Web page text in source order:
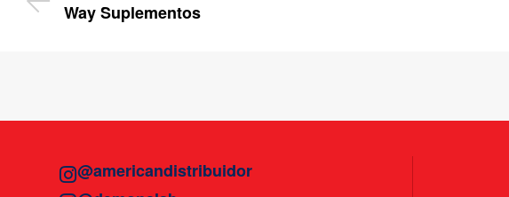
Way Suplementos
@americandistribuidor